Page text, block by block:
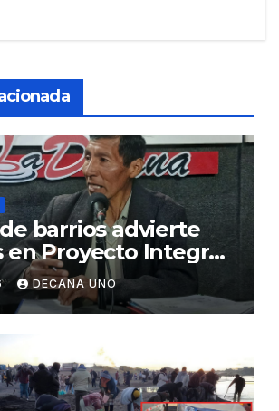
barrios advierte
en Proyecto Integral
y Alcantarillado para
DECANA UNO